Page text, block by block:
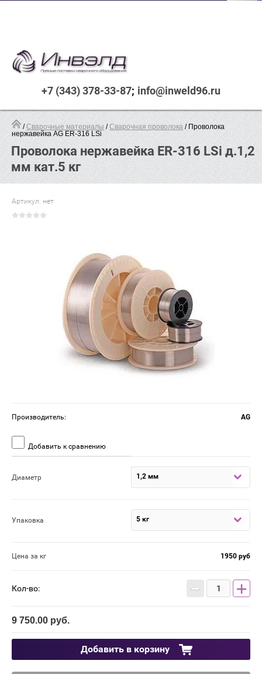
+7 (343) 378-33-87 info@inweld96.ru
/ Сварочные материалы / Сварочная проволока / Проволока
нержавейка AG ER-316 LSi
Проволока нержавейка ER-316 LSi д.1,2
мм кат.5 кг
Артикул: нет
Производитель: AG
Добавить к сравнению
Диаметр 1,2 мм
Упаковка 5 кг
Цена за кг 1950 руб
Кол-во: − +
9 750.00 руб.
Добавить в корзину